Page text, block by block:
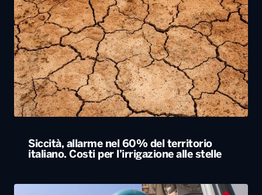
Siccità, allarme nel 60% del territorio
italiano. Costi per l’irrigazione alle stelle